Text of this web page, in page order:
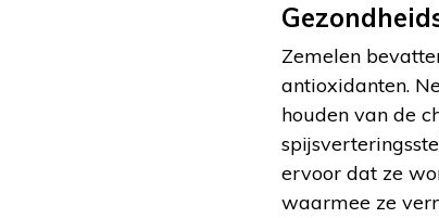
Zemelen
antioxidanten.
houden van de
ervoor dat ze
waarmee ze